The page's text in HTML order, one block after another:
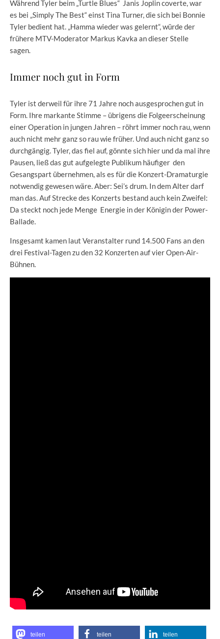
Während Tyler beim „Turtle Blues“ Janis Joplin coverte, war
es bei „Simply The Best“ einst Tina Turner, die sich bei Bonnie
Tyler bedient hat. „Hamma wieder was gelernt“, würde der
frühere MTV-Moderator Markus Kavka an dieser Stelle
sagen.
Immer noch gut in Form
Tyler ist derweil für ihre 71 Jahre noch ausgesprochen gut in
Form. Ihre markante Stimme – übrigens die Folgeerscheinung
einer Operation in jungen Jahren – röhrt immer noch rau, wenn
auch nicht mehr ganz so rau wie früher. Und auch nicht ganz so
durchgängig. Tyler, das fiel auf, gönnte sich hier und da mal ihre
Pausen, ließ das gut aufgelegte Publikum häufiger den
Gesangspart übernehmen, als es für die Konzert-Dramaturgie
notwendig gewesen wäre. Aber: Sei’s drum. In dem Alter darf
man das. Auf Strecke des Konzerts bestand auch kein Zweifel:
Da steckt noch jede Menge Energie in der Königin der Power-
Ballade.
Insgesamt kamen laut Veranstalter rund 14.500 Fans an den
drei Festival-Tagen zu den 32 Konzerten auf vier Open-Air-
Bühnen.
teilen teilen teilen